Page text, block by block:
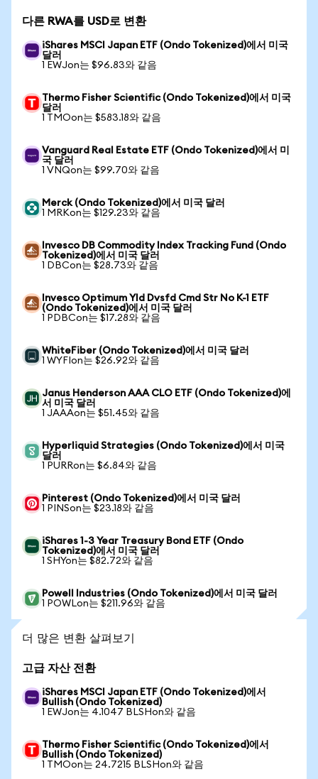
다른 RWA를 USD로 변환
iShares MSCI Japan ETF (Ondo Tokenized)에서 미국
달러
1 EWJon는 $96.83와 같음
Thermo Fisher Scientific (Ondo Tokenized)에서 미국
달러
1 TMOon는 $583.18와 같음
Vanguard Real Estate ETF (Ondo Tokenized)에서 미
국 달러
1 VNQon는 $99.70와 같음
Merck (Ondo Tokenized)에서 미국 달러
1 MRKon는 $129.23와 같음
Invesco DB Commodity Index Tracking Fund (Ondo
Tokenized)에서 미국 달러
1 DBCon는 $28.73와 같음
Invesco Optimum Yld Dvsfd Cmd Str No K-1 ETF
(Ondo Tokenized)에서 미국 달러
1 PDBCon는 $17.28와 같음
WhiteFiber (Ondo Tokenized)에서 미국 달러
1 WYFIon는 $26.92와 같음
Janus Henderson AAA CLO ETF (Ondo Tokenized)에
서 미국 달러
1 JAAAon는 $51.45와 같음
Hyperliquid Strategies (Ondo Tokenized)에서 미국
달러
1 PURRon는 $6.84와 같음
Pinterest (Ondo Tokenized)에서 미국 달러
1 PINSon는 $23.18와 같음
iShares 1-3 Year Treasury Bond ETF (Ondo
Tokenized)에서 미국 달러
1 SHYon는 $82.72와 같음
Powell Industries (Ondo Tokenized)에서 미국 달러
1 POWLon는 $211.96와 같음
더 많은 변환 살펴보기
고급 자산 전환
iShares MSCI Japan ETF (Ondo Tokenized)에서
Bullish (Ondo Tokenized)
1 EWJon는 4.1047 BLSHon와 같음
Thermo Fisher Scientific (Ondo Tokenized)에서
Bullish (Ondo Tokenized)
1 TMOon는 24.7215 BLSHon와 같음